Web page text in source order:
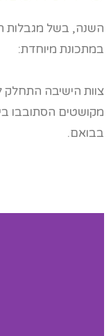
השנה, בשל מגבלות
במתכונת מיוחדת:
צוות הישיבה התחלק
מקושטים הסתובבו
בבואם.